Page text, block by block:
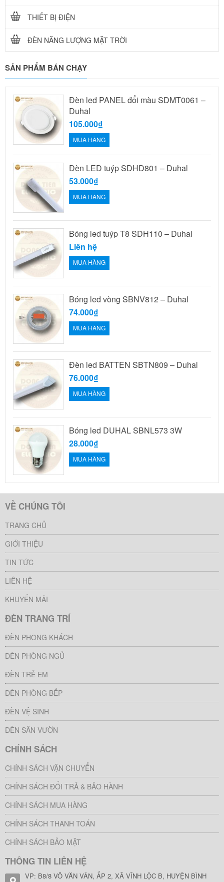
THIẾT BỊ ĐIỆN
ĐÈN NĂNG LƯỢNG MẶT TRỜI
SẢN PHẨM BÁN CHẠY
Đèn led PANEL đổi màu SDMT0061 –
Duhal
105.000₫
MUA HÀNG
Đèn LED tuýp SDHD801 – Duhal
53.000₫
MUA HÀNG
Bóng led tuýp T8 SDH110 – Duhal
Liên hệ
MUA HÀNG
Bóng led vòng SBNV812 – Duhal
74.000₫
MUA HÀNG
Đèn led BATTEN SBTN809 – Duhal
76.000₫
MUA HÀNG
Bóng led DUHAL SBNL573 3W
28.000₫
MUA HÀNG
VỀ CHÚNG TÔI
TRANG CHỦ
GIỚI THIỆU
TIN TỨC
LIÊN HỆ
KHUYẾN MÃI
ĐÈN TRANG TRÍ
ĐÈN PHÒNG KHÁCH
ĐÈN PHÒNG NGỦ
ĐÈN TRẺ EM
ĐÈN PHÒNG BẾP
ĐÈN VỆ SINH
ĐÈN SÂN VƯỜN
CHÍNH SÁCH
CHÍNH SÁCH VẬN CHUYỂN
CHÍNH SÁCH ĐỔI TRẢ & BẢO HÀNH
CHÍNH SÁCH MUA HÀNG
CHÍNH SÁCH THANH TOÁN
CHÍNH SÁCH BẢO MẬT
THÔNG TIN LIÊN HỆ
VP: B8/8 VÕ VĂN VÂN, ẤP 2, XÃ VĨNH LỘC B, HUYỆN BÌNH